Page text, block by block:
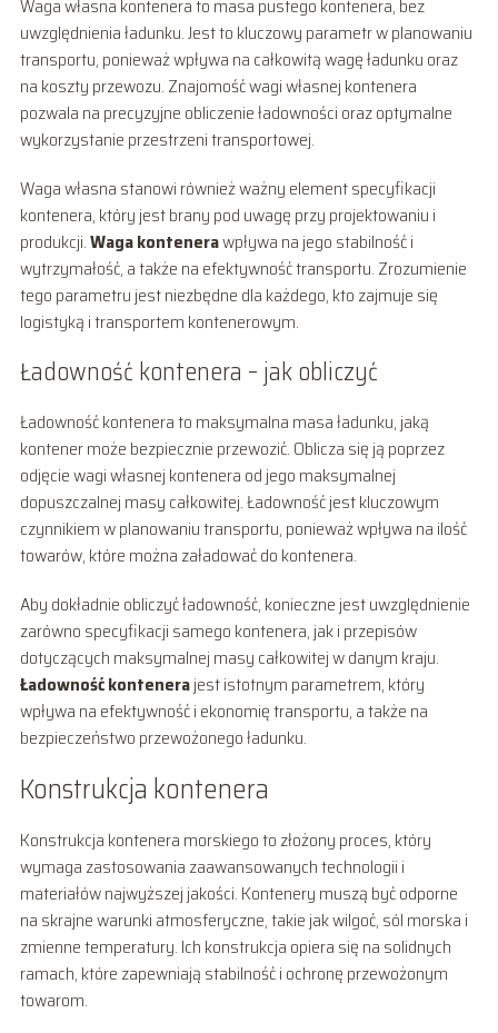
Waga własna kontenera to masa pustego kontenera, bez
uwzględnienia ładunku. Jest to kluczowy parametr w planowaniu
transportu, ponieważ wpływa na całkowitą wagę ładunku oraz
na koszty przewozu. Znajomość wagi własnej kontenera
pozwala na precyzyjne obliczenie ładowności oraz optymalne
wykorzystanie przestrzeni transportowej.
Waga własna stanowi również ważny element specyfikacji
kontenera, który jest brany pod uwagę przy projektowaniu i
produkcji.Waga kontenerawpływa na jego stabilność i
wytrzymałość, a także na efektywność transportu. Zrozumienie
tego parametru jest niezbędne dla każdego, kto zajmuje się
logistyką i transportem kontenerowym.
Ładowność kontenera – jak obliczyć
Ładowność kontenera to maksymalna masa ładunku, jaką
kontener może bezpiecznie przewozić. Oblicza się ją poprzez
odjęcie wagi własnej kontenera od jego maksymalnej
dopuszczalnej masy całkowitej. Ładowność jest kluczowym
czynnikiem w planowaniu transportu, ponieważ wpływa na ilość
towarów, które można załadować do kontenera.
Aby dokładnie obliczyć ładowność, konieczne jest uwzględnienie
zarówno specyfikacji samego kontenera, jak i przepisów
dotyczących maksymalnej masy całkowitej w danym kraju.
Ładowność kontenerajest istotnym parametrem, który
wpływa na efektywność i ekonomię transportu, a także na
bezpieczeństwo przewożonego ładunku.
Konstrukcja kontenera
Konstrukcja kontenera morskiego to złożony proces, który
wymaga zastosowania zaawansowanych technologii i
materiałów najwyższej jakości. Kontenery muszą być odporne
na skrajne warunki atmosferyczne, takie jak wilgoć, sól morska i
zmienne temperatury. Ich konstrukcja opiera się na solidnych
ramach, które zapewniają stabilność i ochronę przewożonym
towarom.